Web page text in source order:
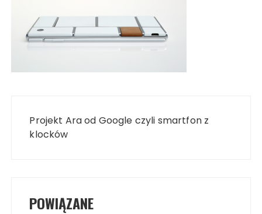
wpisu
Projekt Ara od Google czyli smartfon z
klocków
POWIĄZANE